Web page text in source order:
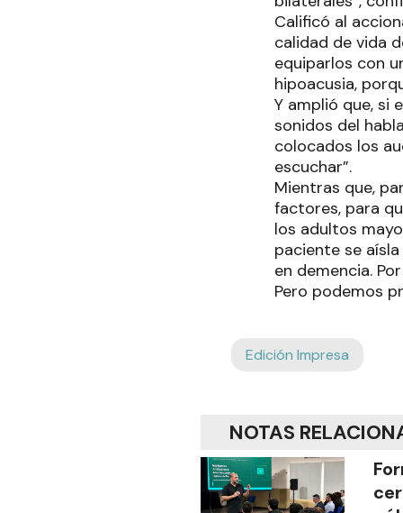
Calificó al
calidad de vida
equiparlos con
hipoacusia,
Y amplió que, si
sonidos del
colocados los
escuchar”.
Mientras que,
factores, para
los adultos
paciente se
en demencia.
Pero podemos
Edición Impresa
NOTAS